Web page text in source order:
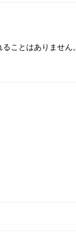
ことはありません。